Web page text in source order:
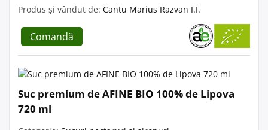
Produs și vândut de: Cantu Marius Razvan I.I.
Comandă
Suc premium de AFINE BIO 100% de Lipova
720 ml